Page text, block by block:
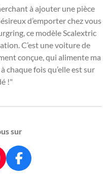
à ajouter une pièce
d’emporter chez vous
ce modèle Scalextric
C’est une voiture de
conçue, qui alimente ma
chaque fois qu’elle est sur
!"
sur
F